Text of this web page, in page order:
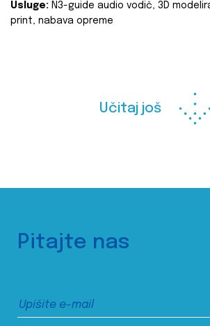
Usluge: N3-guide audio vodič, 3D
print, nabava opreme
Učitaj još
Pitajte nas